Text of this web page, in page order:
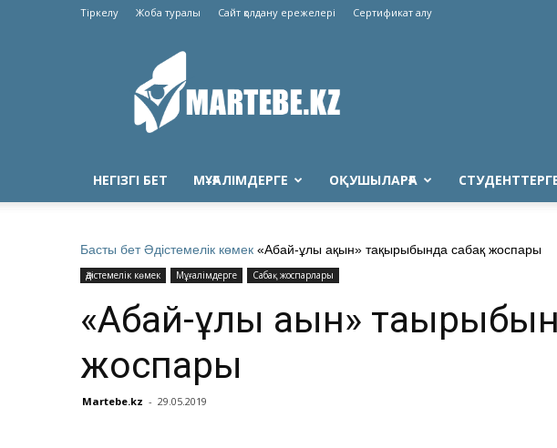
Тіркелу Жоба туралы Сайт қолдану ережелері Сертификат алу
Martebe.kz
білім
сайты
НЕГІЗГІ БЕТ МҰҒАЛІМДЕРГЕ ОҚУШЫЛАРҒА
Басты бет Әдістемелік көмек «Абай-ұлы ақын» тақырыбында сабақ жоспары
Әдістемелік көмек Мұғалімдерге Сабақ жоспарлары
«Абай-ұлы ақын»
жоспары
Martebe.kz - 29.05.2019